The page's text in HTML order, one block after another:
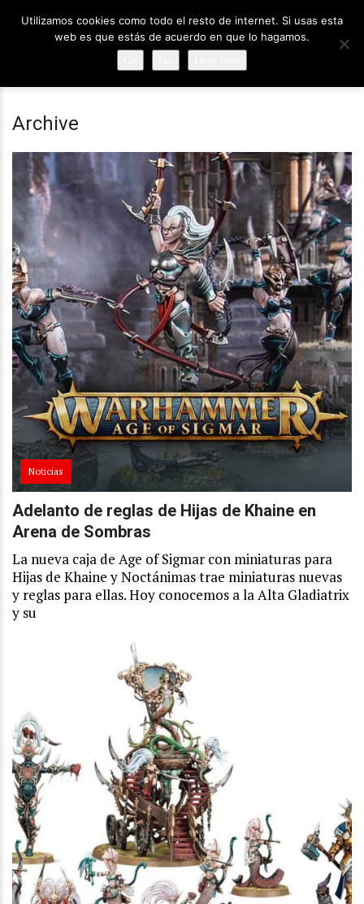
Archive
Noticias
Adelanto de reglas de Hijas de Khaine en
Arena de Sombras
La nueva caja de Age of Sigmar con miniaturas para
Hijas de Khaine y Noctánimas trae miniaturas nuevas
y reglas para ellas. Hoy conocemos a la Alta Gladiatrix
y su
Utilizamos cookies como todo el resto de internet. Si usas esta
web es que estás de acuerdo en que lo hagamos.